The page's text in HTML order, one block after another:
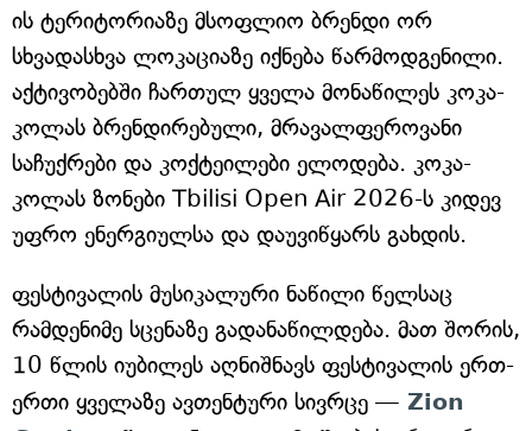
ის ტერიტორიაზე მსოფლიო ბრენდი ორ
სხვადასხვა ლოკაციაზე იქნება წარმოდგენილი.
აქტივობებში ჩართულ ყველა მონაწილეს კოკა-
კოლას ბრენდირებული, მრავალფეროვანი
საჩუქრები და კოქტეილები ელოდება. კოკა-
კოლას ზონები Tbilisi Open Air 2026-ს კიდევ
უფრო ენერგიულსა და დაუვიწყარს გახდის.
ფესტივალის მუსიკალური ნაწილი წელსაც
რამდენიმე სცენაზე გადანაწილდება. მათ შორის,
10 წლის იუბილეს აღნიშნავს ფესტივალის ერთ-
ერთი ყველაზე ავთენტური სივრცე — Zion